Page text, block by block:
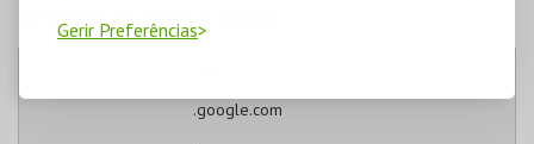
Gerir Preferências
COOKIES DE PUBLICIDADE
.google.com